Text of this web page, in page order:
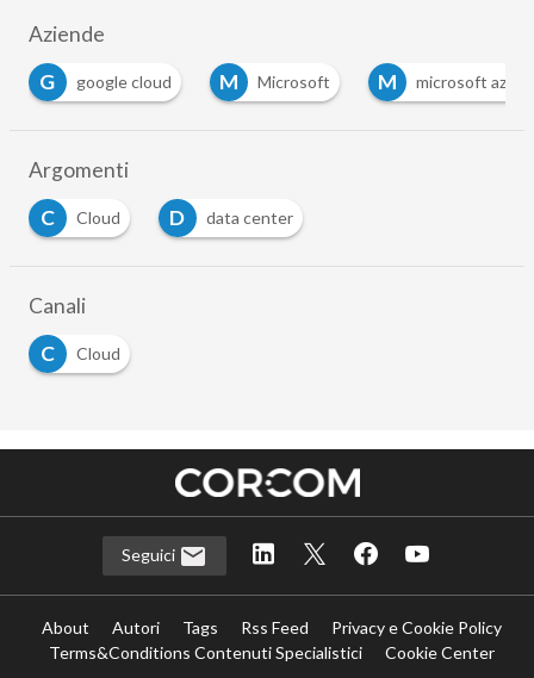
Aziende
G
google cloud M Microsoft M microsoft azure
Argomenti
C
Cloud D data center
Canali
C
Cloud
Seguici
About Autori Tags Rss Feed
Privacy e Cookie Policy
Terms&Conditions Contenuti Specialistici
Cookie Center